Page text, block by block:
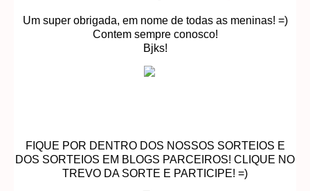
Um super obrigada, em nome de todas as meninas! =)
Contem sempre conosco!
Bjks!
FIQUE POR DENTRO DOS NOSSOS SORTEIOS E
DOS SORTEIOS EM BLOGS PARCEIROS! CLIQUE NO
TREVO DA SORTE E PARTICIPE! =)